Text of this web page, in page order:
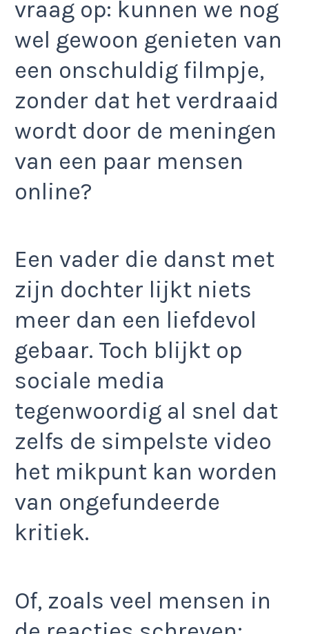
vraag op: kunnen we nog
wel gewoon genieten van
een onschuldig filmpje,
zonder dat het verdraaid
wordt door de meningen
van een paar mensen
online?
Een vader die danst met
zijn dochter lijkt niets
meer dan een liefdevol
gebaar. Toch blijkt op
sociale media
tegenwoordig al snel dat
zelfs de simpelste video
het mikpunt kan worden
van ongefundeerde
kritiek.
Of, zoals veel mensen in